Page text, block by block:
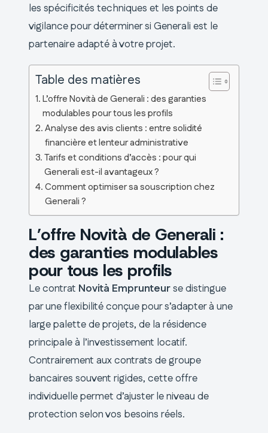
les spécificités techniques et les points de
vigilance pour déterminer si Generali est le
partenaire adapté à votre projet.
Table des matières
L’offre Novità de Generali : des garanties
modulables pour tous les profils
Analyse des avis clients : entre solidité
financière et lenteur administrative
Tarifs et conditions d’accès : pour qui
Generali est-il avantageux ?
Comment optimiser sa souscription chez
Generali ?
L’offre Novità de Generali :
des garanties modulables
pour tous les profils
Le contrat Novità Emprunteurse distingue
par une flexibilité conçue pour s’adapter à une
large palette de projets, de la résidence
principale à l’investissement locatif.
Contrairement aux contrats de groupe
bancaires souvent rigides, cette offre
individuelle permet d’ajuster le niveau de
protection selon vos besoins réels.